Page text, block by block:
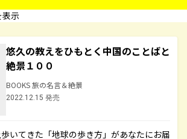
表示
悠久の教えをひもとく中国のことばと
絶景１００
BOOKS 旅の名言＆絶景
2022.12.15 発売
いてきた「地球の歩き方」があなたにお届